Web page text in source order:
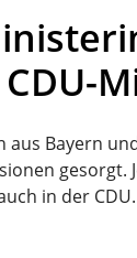
Bayern
gesorgt.
in der CDU.